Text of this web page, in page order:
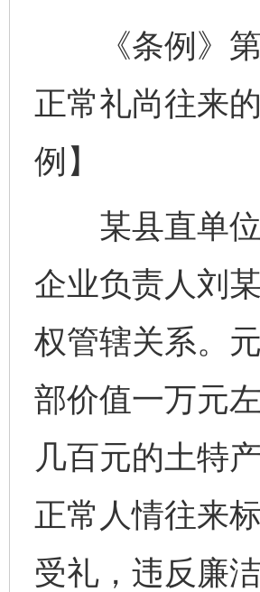
《条例》第
正常礼尚往来
例】
某县直单位
企业负责人刘
权管辖关系。
部价值一万元
几百元的土特
正常人情往来
受礼，违反廉